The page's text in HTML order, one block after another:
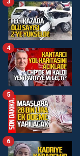
4
5
6